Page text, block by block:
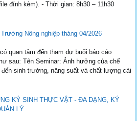
đính kèm). - Thời gian: 8h30 – 11h30
Nông nghiệp tháng 04/2026
quan tâm đến tham dự buổi báo cáo
sau: Tên Seminar: Ảnh hưởng của chế
đến sinh trưởng, năng suất và chất lượng cải
KÝ SINH THỰC VẬT - ĐA DẠNG, KÝ
LÝ